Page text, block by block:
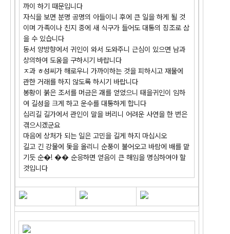
까이 하기 때문입니다
자식을 보면 분명 공명의 아들이니 후에 큰 일을 하게 될 것
이며 가족이나 친지 중에 새 식구가 들어도 대통의 징조로 삼
을 수 있습니다
동서 양방향에서 귀인이 와서 도와주니 근심이 있으면 남과
상의하여 도움을 구하시기 바랍니다
ㅈ과 ㅎ성씨가 해로우니 가까이하는 것을 피하시고 재물에
관한 거래를 하지 않도록 하시기 바랍니다
봉황이 붉은 조서를 머금은 괘를 얻었으니 태을귀인이 임하
여 길성을 크게 하고 운수를 대통하게 합니다
십리길 길가에서 관인이 말을 버리니 어려운 사연을 한 번은
겪으시겠군요
마음에 상처가 되는 일은 고민을 길게 하지 마십시오
길고 긴 강물에 돛을 올리니 순풍이 불어오고 바람에 배를 맡
기듯 순�! �� 순응하면 얻음이 큰 해임을 명심하여야 할
것입니다